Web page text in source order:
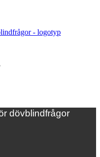
dövblindfrågor